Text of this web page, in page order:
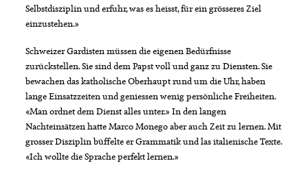
Selbstdisziplin und erfuhr, was es heisst, für ein grösseres Ziel
einzustehen.»
Schweizer Gardisten müssen die eigenen Bedürfnisse
zurückstellen. Sie sind dem Papst voll und ganz zu Diensten. Sie
bewachen das katholische Oberhaupt rund um die Uhr, haben
lange Einsatzzeiten und geniessen wenig persönliche Freiheiten.
«Man ordnet dem Dienst alles unter.» In den langen
Nachteinsätzen hatte Marco Monego aber auch Zeit zu lernen. Mit
grosser Disziplin büffelte er Grammatik und las italienische Texte.
«Ich wollte die Sprache perfekt lernen.»